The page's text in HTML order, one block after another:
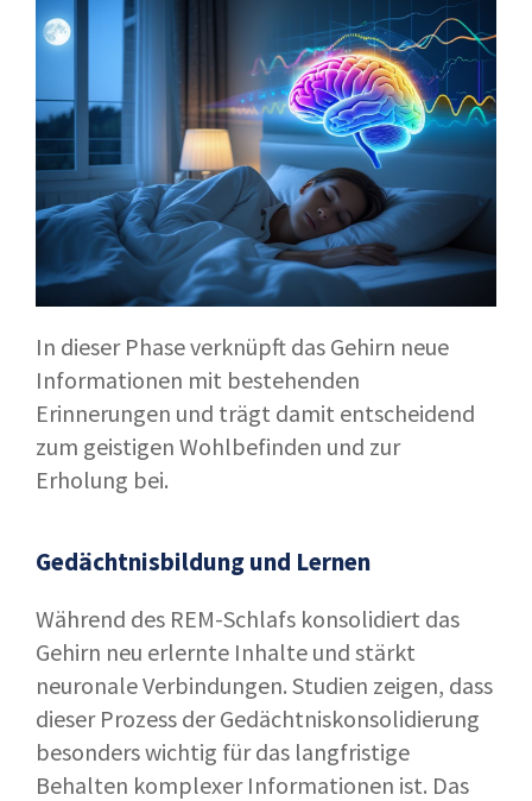
In dieser Phase verknüpft das Gehirn neue
Informationen mit bestehenden
Erinnerungen und trägt damit entscheidend
zum geistigen Wohlbefinden und zur
Erholung bei.
Gedächtnisbildung und Lernen
Während des REM-Schlafs konsolidiert das
Gehirn neu erlernte Inhalte und stärkt
neuronale Verbindungen. Studien zeigen, dass
dieser Prozess der Gedächtniskonsolidierung
besonders wichtig für das langfristige
Behalten komplexer Informationen ist. Das